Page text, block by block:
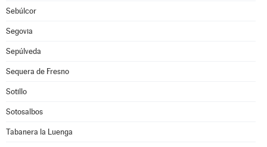
Sebúlcor
Segovia
Sepúlveda
Sequera de Fresno
Sotillo
Sotosalbos
Tabanera la Luenga